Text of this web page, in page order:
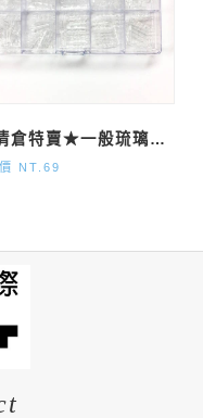
★清倉特賣★一般琉璃甲片120P
NT.69